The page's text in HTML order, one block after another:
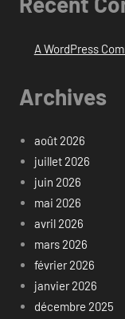
A WordPress
Archives
août 2026
juillet 2026
juin 2026
mai 2026
avril 2026
mars 2026
février 2026
janvier 2026
décembre 2025